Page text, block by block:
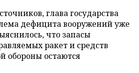
глава государства
дефицита вооружений уже
что запасы
ракет и средств
обороны остаются